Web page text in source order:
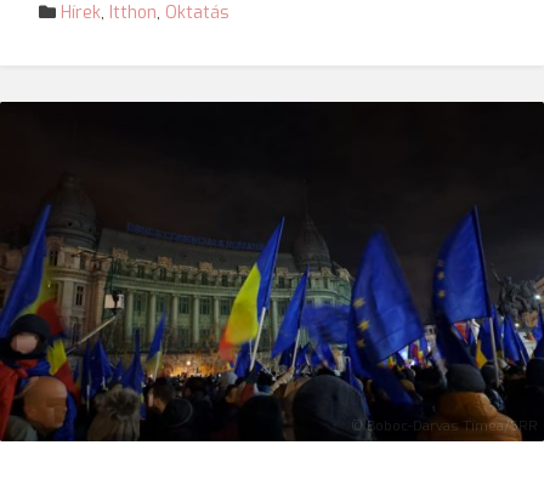
Hírek, Itthon, Oktatás
© Boboc-Darvas Tímea/SRR